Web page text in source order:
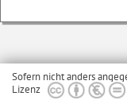
Sofern nicht anders
Lizenz